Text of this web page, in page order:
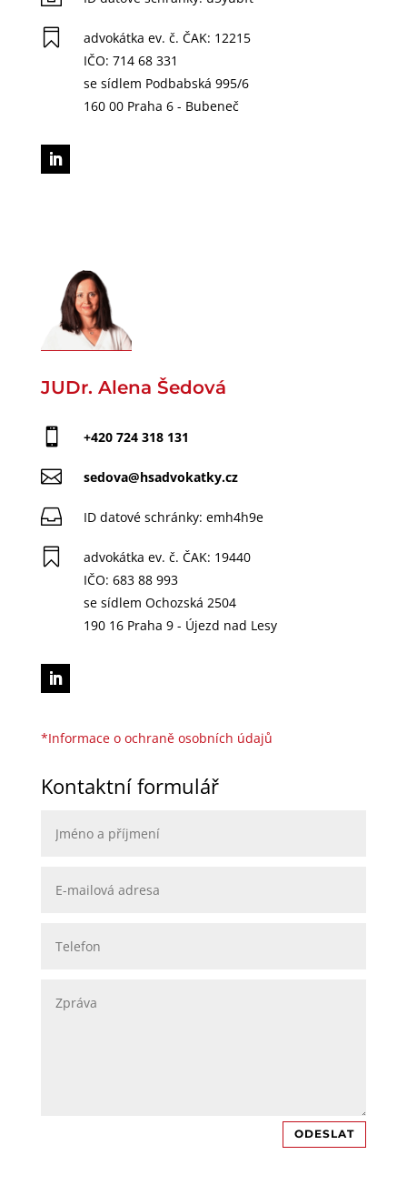

advokátka ev. č. ČAK: 12215
IČO: 714 68 331
se sídlem Podbabská 995/6
160 00 Praha 6 - Bubeneč
JUDr. Alena Šedová
 +420 724 318 131
 sedova@hsadvokatky.cz
 ID datové schránky: emh4h9e

advokátka ev. č. ČAK: 19440
IČO: 683 88 993
se sídlem Ochozská 2504
190 16 Praha 9 - Újezd nad Lesy
*Informace o ochraně osobních údajů
Kontaktní formulář
ODESLAT